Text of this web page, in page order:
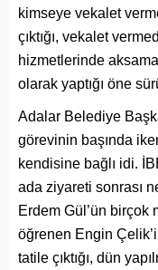
kimseye vekalet
çıktığı, vekalet
hizmetlerinde
olarak yaptığı öne
Adalar Belediye
görevinin başında
kendisine bağlı idi.
ada ziyareti sonrası
Erdem Gül’ün birçok
öğrenen Engin
tatile çıktığı, dün